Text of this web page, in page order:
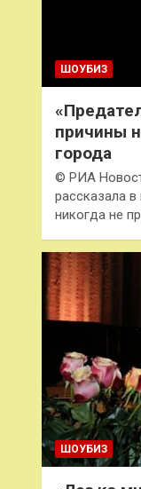
ШОУБИЗ
причины
города
© РИА
рассказала
никогда не
ШОУБИЗ